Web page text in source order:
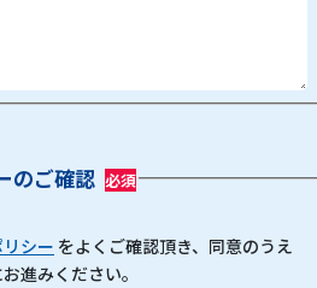
のご確認
シー をよくご確認頂き、同意のうえ
進みください。